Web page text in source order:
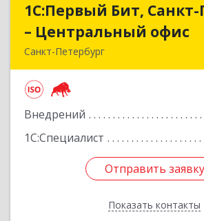
1С:Первый Бит, Санкт-
– Центральный офис
Санкт-Петербург
Внедрений
1С:Специалист
Отправить заявку
Показать контакты
1С:Первый Бит, Санкт-
–
Отправить заявку
Назад